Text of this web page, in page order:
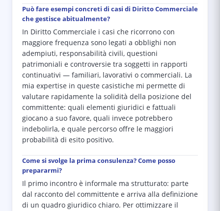
Può fare esempi concreti di casi di Diritto Commerciale
che gestisce abitualmente?
In Diritto Commerciale i casi che ricorrono con
maggiore frequenza sono legati a obblighi non
adempiuti, responsabilità civili, questioni
patrimoniali e controversie tra soggetti in rapporti
continuativi — familiari, lavorativi o commerciali. La
mia expertise in queste casistiche mi permette di
valutare rapidamente la solidità della posizione del
committente: quali elementi giuridici e fattuali
giocano a suo favore, quali invece potrebbero
indebolirla, e quale percorso offre le maggiori
probabilità di esito positivo.
Come si svolge la prima consulenza? Come posso
prepararmi?
Il primo incontro è informale ma strutturato: parte
dal racconto del committente e arriva alla definizione
di un quadro giuridico chiaro. Per ottimizzare il